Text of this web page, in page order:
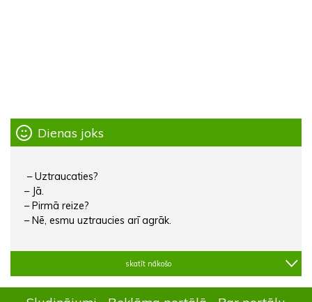
Dienas joks
– Uztraucaties?
– Jā.
– Pirmā reize?
– Nē, esmu uztraucies arī agrāk.
skatīt nākošo